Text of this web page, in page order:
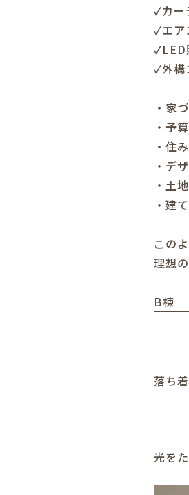
✓カー
✓エア
✓LED
✓外構
・家
・予
・住
・デ
・土
・建
この
理想
B棟
落ち
光を